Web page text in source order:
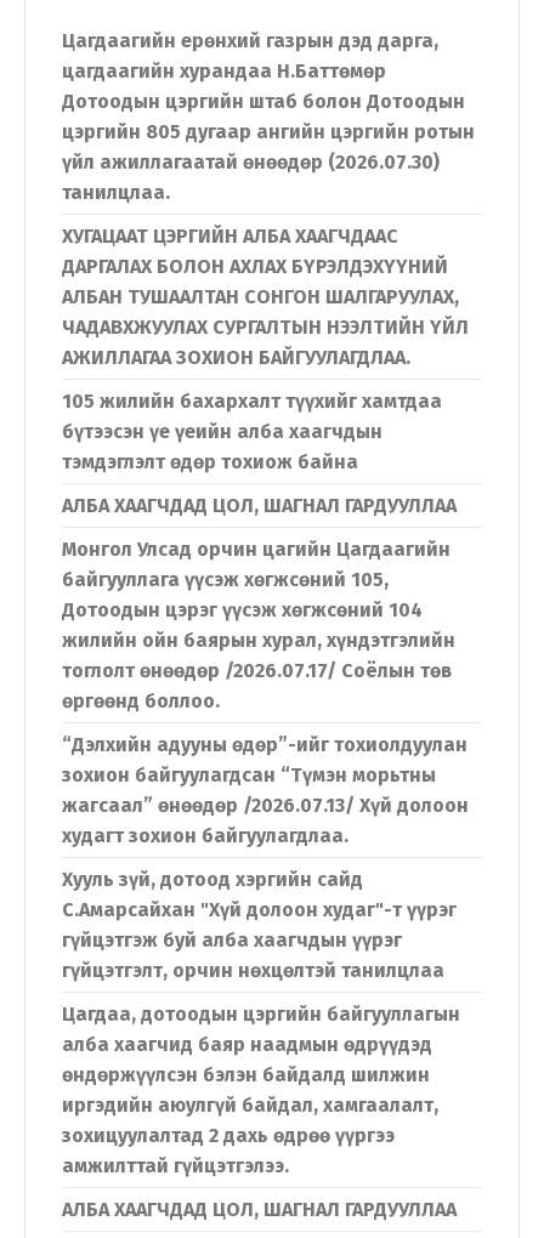
Цагдаагийн ерөнхий газрын дэд дарга,
цагдаагийн хурандаа Н.Баттөмөр
Дотоодын цэргийн штаб болон Дотоодын
цэргийн 805 дугаар ангийн цэргийн ротын
үйл ажиллагаатай өнөөдөр (2026.07.30)
танилцлаа.
ХУГАЦААТ ЦЭРГИЙН АЛБА ХААГЧДААС
ДАРГАЛАХ БОЛОН АХЛАХ БҮРЭЛДЭХҮҮНИЙ
АЛБАН ТУШААЛТАН СОНГОН ШАЛГАРУУЛАХ,
ЧАДАВХЖУУЛАХ СУРГАЛТЫН НЭЭЛТИЙН ҮЙЛ
АЖИЛЛАГАА ЗОХИОН БАЙГУУЛАГДЛАА.
105 жилийн бахархалт түүхийг хамтдаа
бүтээсэн үе үеийн алба хаагчдын
тэмдэглэлт өдөр тохиож байна
АЛБА ХААГЧДАД ЦОЛ, ШАГНАЛ ГАРДУУЛЛАА
Монгол Улсад орчин цагийн Цагдаагийн
байгууллага үүсэж хөгжсөний 105,
Дотоодын цэрэг үүсэж хөгжсөний 104
жилийн ойн баярын хурал, хүндэтгэлийн
тоглолт өнөөдөр /2026.07.17/ Соёлын төв
өргөөнд боллоо.
“Дэлхийн адууны өдөр”-ийг тохиолдуулан
зохион байгуулагдсан “Түмэн морьтны
жагсаал” өнөөдөр /2026.07.13/ Хүй долоон
худагт зохион байгуулагдлаа.
Хууль зүй, дотоод хэргийн сайд
С.Амарсайхан "Хүй долоон худаг"-т үүрэг
гүйцэтгэж буй алба хаагчдын үүрэг
гүйцэтгэлт, орчин нөхцөлтэй танилцлаа
Цагдаа, дотоодын цэргийн байгууллагын
алба хаагчид баяр наадмын өдрүүдэд
өндөржүүлсэн бэлэн байдалд шилжин
иргэдийн аюулгүй байдал, хамгаалалт,
зохицуулалтад 2 дахь өдрөө үүргээ
амжилттай гүйцэтгэлээ.
АЛБА ХААГЧДАД ЦОЛ, ШАГНАЛ ГАРДУУЛЛАА
Хэл солих
Монгол